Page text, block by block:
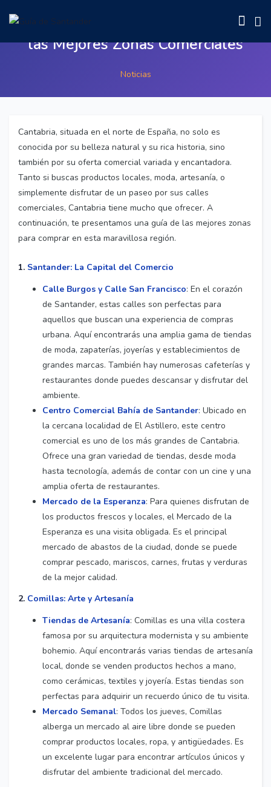
Dónde Comprar en Cantabria: Guía de
las Mejores Zonas Comerciales
Noticias
Cantabria, situada en el norte de España, no solo es
conocida por su belleza natural y su rica historia, sino
también por su oferta comercial variada y encantadora.
Tanto si buscas productos locales, moda, artesanía, o
simplemente disfrutar de un paseo por sus calles
comerciales, Cantabria tiene mucho que ofrecer. A
continuación, te presentamos una guía de las mejores zonas
para comprar en esta maravillosa región.
1. Santander: La Capital del Comercio
Calle Burgos y Calle San Francisco: En el corazón
de Santander, estas calles son perfectas para
aquellos que buscan una experiencia de compras
urbana. Aquí encontrarás una amplia gama de tiendas
de moda, zapaterías, joyerías y establecimientos de
grandes marcas. También hay numerosas cafeterías y
restaurantes donde puedes descansar y disfrutar del
ambiente.
Centro Comercial Bahía de Santander: Ubicado en
la cercana localidad de El Astillero, este centro
comercial es uno de los más grandes de Cantabria.
Ofrece una gran variedad de tiendas, desde moda
hasta tecnología, además de contar con un cine y una
amplia oferta de restaurantes.
Mercado de la Esperanza: Para quienes disfrutan de
los productos frescos y locales, el Mercado de la
Esperanza es una visita obligada. Es el principal
mercado de abastos de la ciudad, donde se puede
comprar pescado, mariscos, carnes, frutas y verduras
de la mejor calidad.
2. Comillas: Arte y Artesanía
Tiendas de Artesanía: Comillas es una villa costera
famosa por su arquitectura modernista y su ambiente
bohemio. Aquí encontrarás varias tiendas de artesanía
local, donde se venden productos hechos a mano,
como cerámicas, textiles y joyería. Estas tiendas son
perfectas para adquirir un recuerdo único de tu visita.
Mercado Semanal: Todos los jueves, Comillas
alberga un mercado al aire libre donde se pueden
comprar productos locales, ropa, y antigüedades. Es
un excelente lugar para encontrar artículos únicos y
disfrutar del ambiente tradicional del mercado.